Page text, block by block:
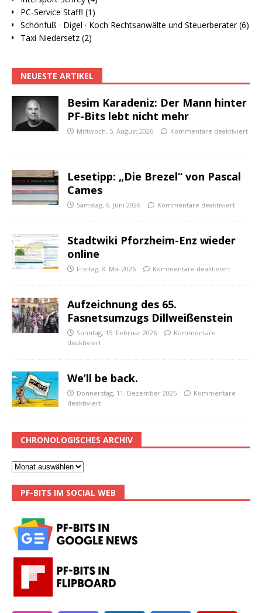
PC-Service Staffl (1)
Schönfuß · Digel · Koch Rechtsanwälte und Steuerberater (6)
Taxi Niedersetz (2)
NEUESTE ARTIKEL
Besim Karadeniz: Der Mann hinter
PF-Bits lebt nicht mehr
Mittwoch, 5. August 2026 Kommentare deaktiviert
Lesetipp: „Die Brezel“ von Pascal
Cames
Samstag, 6. Juni 2026 Kommentare deaktiviert
Stadtwiki Pforzheim-Enz wieder
online
Freitag, 8. Mai 2026 Kommentare deaktiviert
Aufzeichnung des 65.
Fasnetsumzugs Dillweißenstein
Sonntag, 15. Februar 2026
Kommentare
deaktiviert
We’ll be back.
Donnerstag, 11. Dezember 2025
Kommentare
deaktiviert
CHRONOLOGISCHES ARCHIV
PF-BITS IM SOCIAL WEB